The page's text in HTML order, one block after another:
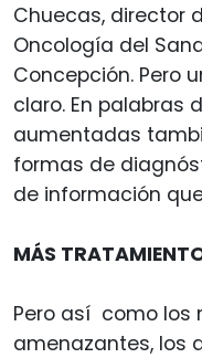
Chuecas, director
Oncología del
Concepción. Pero
claro. En palabras
aumentadas
formas de
de información
MÁS
Pero así como los
amenazantes, los